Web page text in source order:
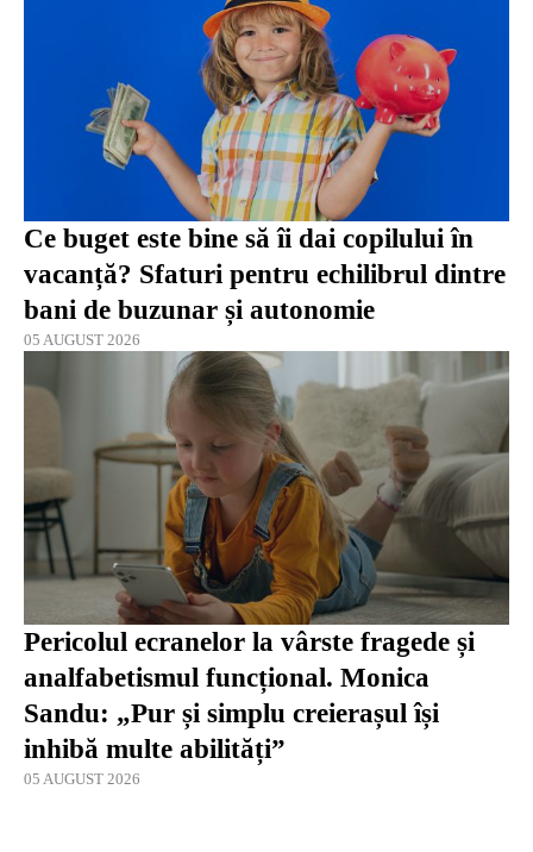
Ce buget este bine să îi dai copilului în
vacanță? Sfaturi pentru echilibrul dintre
bani de buzunar și autonomie
05 AUGUST 2026
Pericolul ecranelor la vârste fragede și
analfabetismul funcțional. Monica
Sandu: „Pur și simplu creierașul își
inhibă multe abilități”
05 AUGUST 2026